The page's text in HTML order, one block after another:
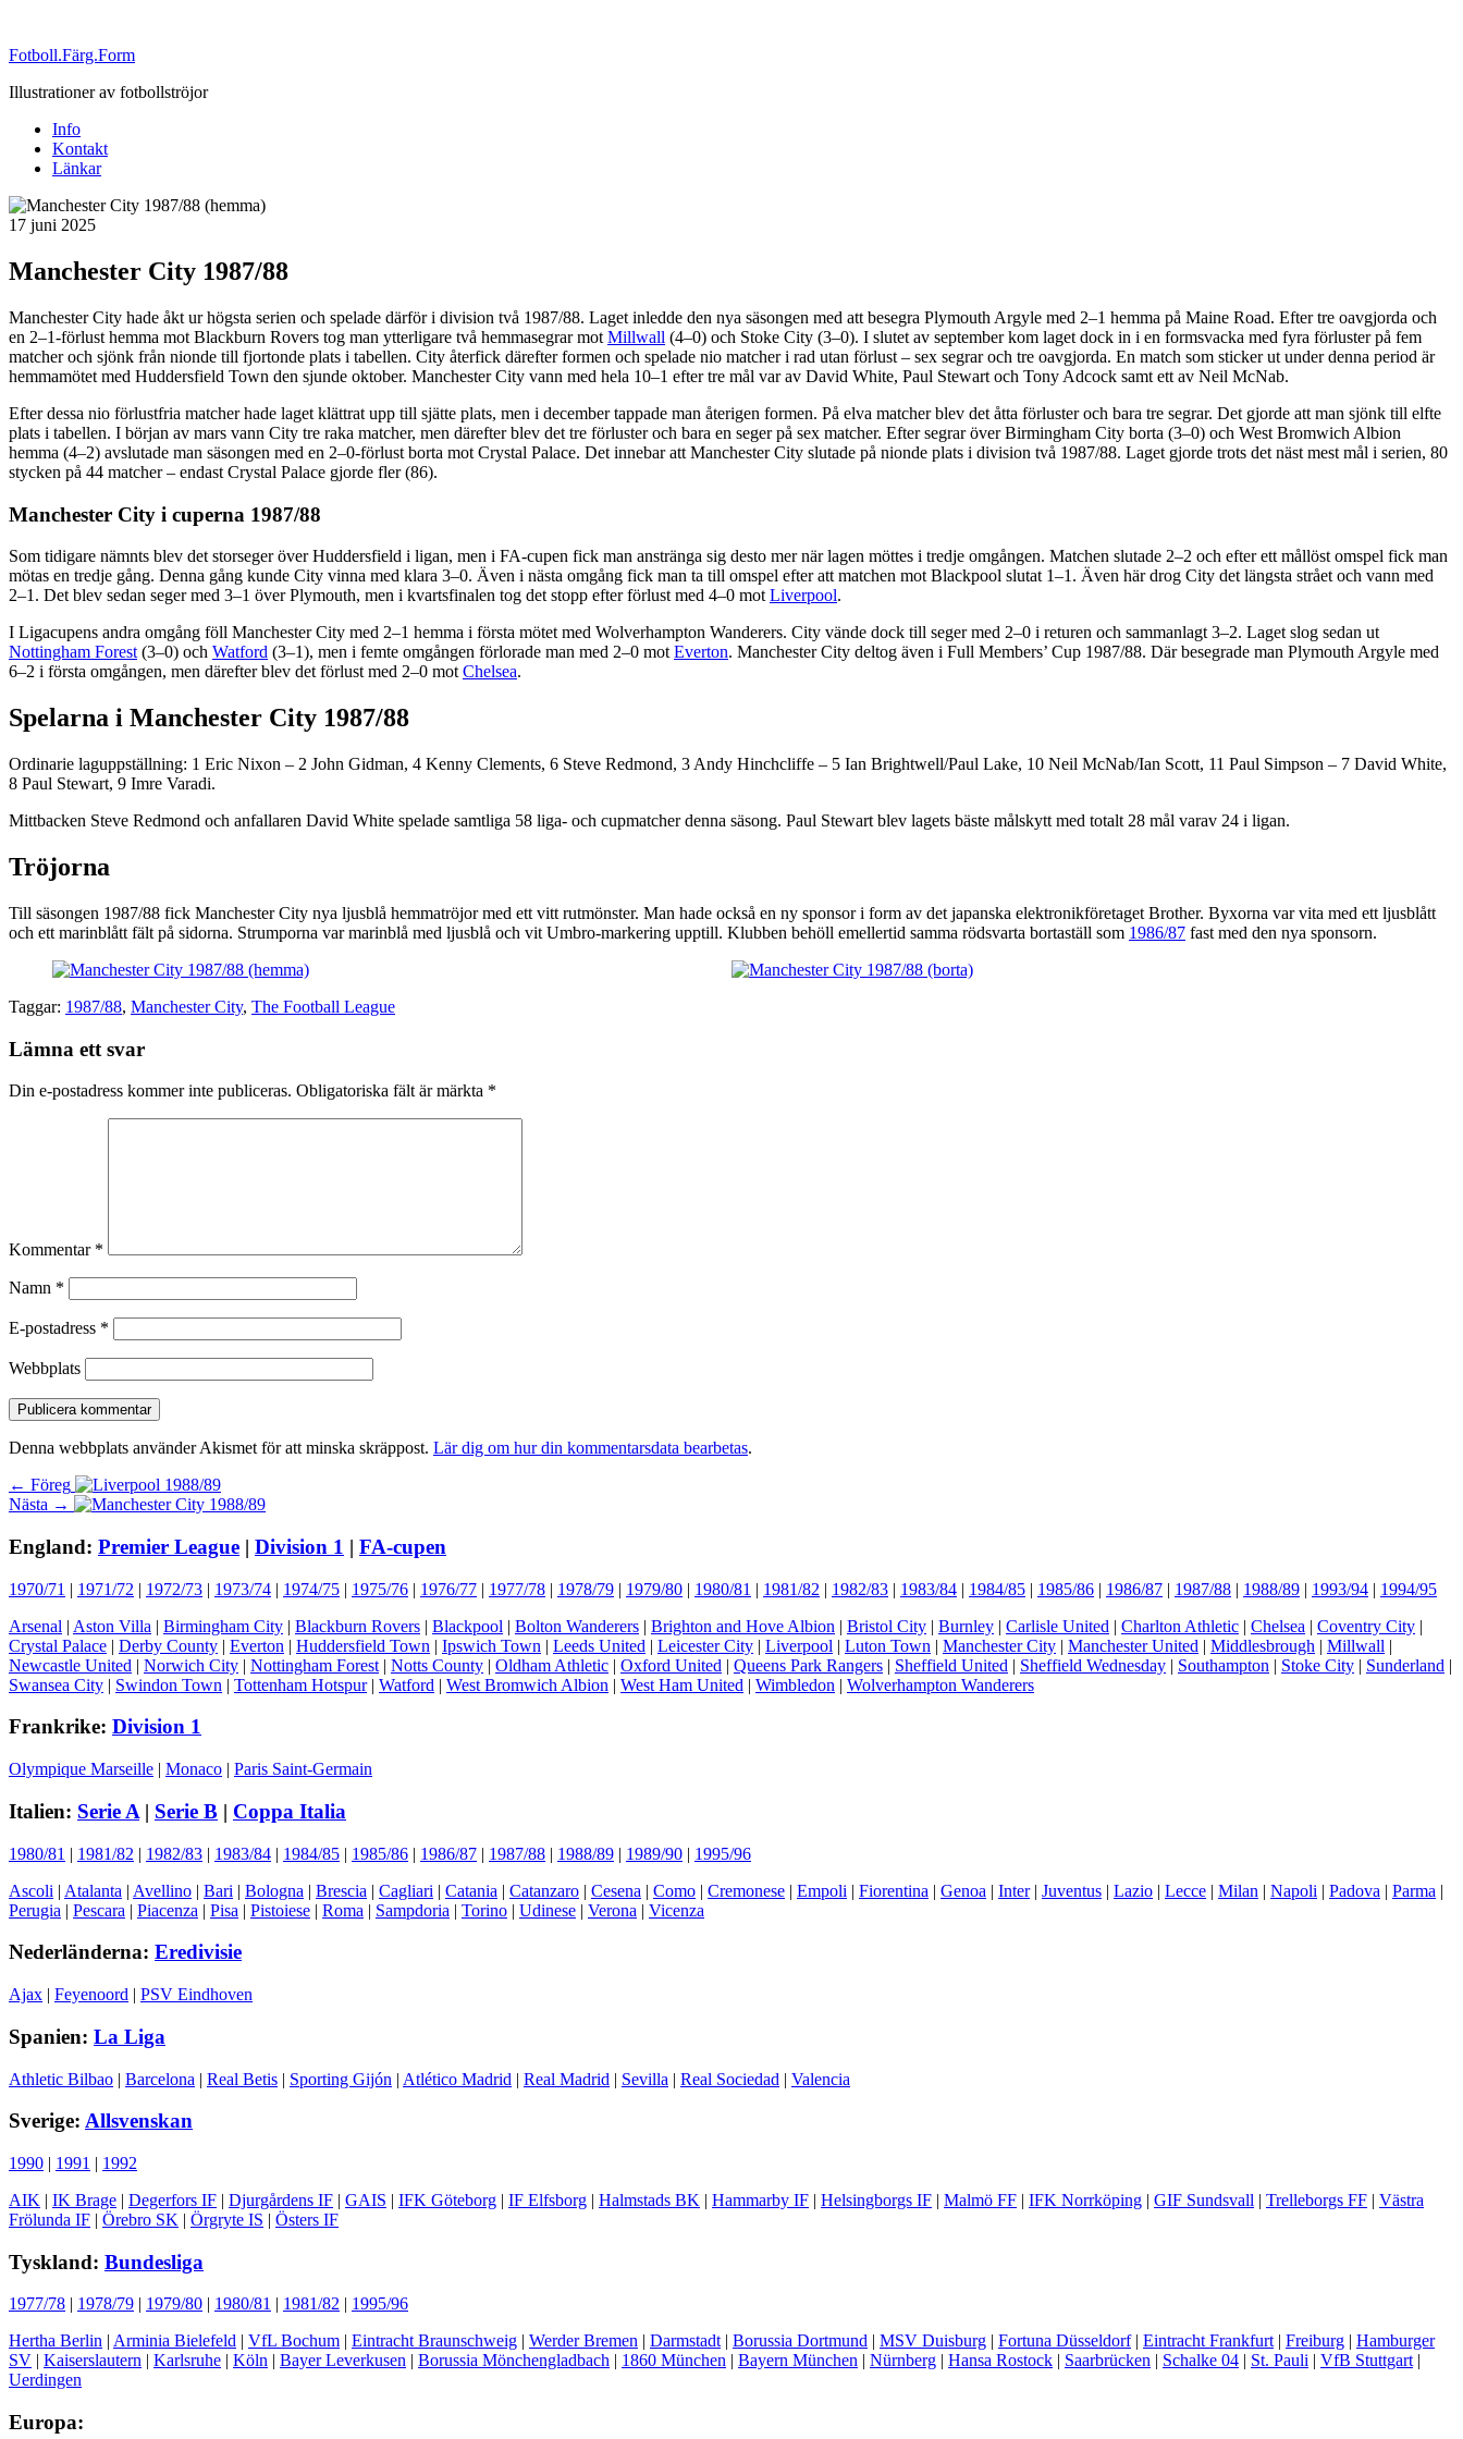
Fotboll.Färg.Form
Illustrationer av fotbollströjor
Info
Kontakt
Länkar
Publicerat
17 juni 2025
Manchester City 1987/88
Manchester City hade åkt ur högsta serien och spelade därför i division två 1987/88. Laget inledde den nya säsongen med att besegra Plymouth Argyle med 2–1 hemma på Maine Road. Efter tre oavgjorda och
en 2–1-förlust hemma mot Blackburn Rovers tog man ytterligare två hemmasegrar mot Millwall (4–0) och Stoke City (3–0). I slutet av september kom laget dock in i en formsvacka med fyra förluster på fem
matcher och sjönk från nionde till fjortonde plats i tabellen. City återfick därefter formen och spelade nio matcher i rad utan förlust – sex segrar och tre oavgjorda. En match som sticker ut under denna period är
hemmamötet med Huddersfield Town den sjunde oktober. Manchester City vann med hela 10–1 efter tre mål var av David White, Paul Stewart och Tony Adcock samt ett av Neil McNab.
Efter dessa nio förlustfria matcher hade laget klättrat upp till sjätte plats, men i december tappade man återigen formen. På elva matcher blev det åtta förluster och bara tre segrar. Det gjorde att man sjönk till elfte
plats i tabellen. I början av mars vann City tre raka matcher, men därefter blev det tre förluster och bara en seger på sex matcher. Efter segrar över Birmingham City borta (3–0) och West Bromwich Albion
hemma (4–2) avslutade man säsongen med en 2–0-förlust borta mot Crystal Palace. Det innebar att Manchester City slutade på nionde plats i division två 1987/88. Laget gjorde trots det näst mest mål i serien, 80
stycken på 44 matcher – endast Crystal Palace gjorde fler (86).
Manchester City i cuperna 1987/88
Som tidigare nämnts blev det storseger över Huddersfield i ligan, men i FA-cupen fick man anstränga sig desto mer när lagen möttes i tredje omgången. Matchen slutade 2–2 och efter ett mållöst omspel fick man
mötas en tredje gång. Denna gång kunde City vinna med klara 3–0. Även i nästa omgång fick man ta till omspel efter att matchen mot Blackpool slutat 1–1. Även här drog City det längsta strået och vann med
2–1. Det blev sedan seger med 3–1 över Plymouth, men i kvartsfinalen tog det stopp efter förlust med 4–0 mot Liverpool.
I Ligacupens andra omgång föll Manchester City med 2–1 hemma i första mötet med Wolverhampton Wanderers. City vände dock till seger med 2–0 i returen och sammanlagt 3–2. Laget slog sedan ut
Nottingham Forest (3–0) och Watford (3–1), men i femte omgången förlorade man med 2–0 mot Everton. Manchester City deltog även i Full Members’ Cup 1987/88. Där besegrade man Plymouth Argyle med
6–2 i första omgången, men därefter blev det förlust med 2–0 mot Chelsea.
Spelarna i Manchester City 1987/88
Ordinarie laguppställning: 1 Eric Nixon – 2 John Gidman, 4 Kenny Clements, 6 Steve Redmond, 3 Andy Hinchcliffe – 5 Ian Brightwell/Paul Lake, 10 Neil McNab/Ian Scott, 11 Paul Simpson – 7 David White,
8 Paul Stewart, 9 Imre Varadi.
Mittbacken Steve Redmond och anfallaren David White spelade samtliga 58 liga- och cupmatcher denna säsong. Paul Stewart blev lagets bäste målskytt med totalt 28 mål varav 24 i ligan.
Tröjorna
Till säsongen 1987/88 fick Manchester City nya ljusblå hemmatröjor med ett vitt rutmönster. Man hade också en ny sponsor i form av det japanska elektronikföretaget Brother. Byxorna var vita med ett ljusblått
och ett marinblått fält på sidorna. Strumporna var marinblå med ljusblå och vit Umbro-markering upptill. Klubben behöll emellertid samma rödsvarta bortaställ som 1986/87 fast med den nya sponsorn.
Taggar: 1987/88, Manchester City, The Football League
Lämna ett svar
Din e-postadress kommer inte publiceras. Obligatoriska fält är märkta *
Kommentar *
Namn *
E-postadress *
Webbplats
Denna webbplats använder Akismet för att minska skräppost. Lär dig om hur din kommentarsdata bearbetas.
Inläggsnavigering
← Föreg Föregående
inlägg:
Nästa → Nästa
England: Premier League | Division 1 | FA-cupen
1970/71 | 1971/72 | 1972/73 | 1973/74 | 1974/75 | 1975/76 | 1976/77 | 1977/78 | 1978/79 | 1979/80 | 1980/81 | 1981/82 | 1982/83 | 1983/84 | 1984/85 | 1985/86 | 1986/87 | 1987/88 | 1988/89 | 1993/94 | 1994/95
Arsenal | Aston Villa | Birmingham City | Blackburn Rovers | Blackpool | Bolton Wanderers | Brighton and Hove Albion | Bristol City | Burnley | Carlisle United | Charlton Athletic | Chelsea | Coventry City |
Crystal Palace | Derby County | Everton | Huddersfield Town | Ipswich Town | Leeds United | Leicester City | Liverpool | Luton Town | Manchester City | Manchester United | Middlesbrough | Millwall |
Newcastle United | Norwich City | Nottingham Forest | Notts County | Oldham Athletic | Oxford United | Queens Park Rangers | Sheffield United | Sheffield Wednesday | Southampton | Stoke City | Sunderland |
Swansea City | Swindon Town | Tottenham Hotspur| Watford | West Bromwich Albion | West Ham United | Wimbledon | Wolverhampton Wanderers
Frankrike: Division 1
Olympique Marseille | Monaco | Paris Saint-Germain
Italien: Serie A | Serie B | Coppa Italia
1980/81 | 1981/82 | 1982/83 | 1983/84 | 1984/85 | 1985/86 | 1986/87 | 1987/88 | 1988/89 | 1989/90 | 1995/96
Ascoli | Atalanta | Avellino | Bari | Bologna | Brescia | Cagliari | Catania | Catanzaro | Cesena | Como | Cremonese | Empoli | Fiorentina | Genoa | Inter| Juventus | Lazio | Lecce | Milan | Napoli | Padova | Parma |
Perugia | Pescara | Piacenza | Pisa | Pistoiese | Roma | Sampdoria | Torino | Udinese | Verona | Vicenza
Nederländerna: Eredivisie
Ajax | Feyenoord | PSV Eindhoven
Spanien: La Liga
Athletic Bilbao | Barcelona | Real Betis | Sporting Gijón | Atlético Madrid | Real Madrid | Sevilla | Real Sociedad | Valencia
Sverige: Allsvenskan
1990 | 1991 | 1992
AIK | IK Brage | Degerfors IF | Djurgårdens IF | GAIS | IFK Göteborg | IF Elfsborg | Halmstads BK | Hammarby IF | Helsingborgs IF | Malmö FF | IFK Norrköping | GIF Sundsvall | Trelleborgs FF | Västra
Frölunda IF | Örebro SK | Örgryte IS | Östers IF
Tyskland: Bundesliga
1977/78 | 1978/79 | 1979/80 | 1980/81 | 1981/82 | 1995/96
Hertha Berlin | Arminia Bielefeld | VfL Bochum | Eintracht Braunschweig | Werder Bremen | Darmstadt | Borussia Dortmund | MSV Duisburg | Fortuna Düsseldorf| Eintracht Frankfurt | Freiburg | Hamburger
SV | Kaiserslautern | Karlsruhe | Köln | Bayer Leverkusen | Borussia Mönchengladbach | 1860 München | Bayern München | Nürnberg | Hansa Rostock | Saarbrücken | Schalke 04 | St. Pauli | VfB Stuttgart |
Uerdingen
Europa: